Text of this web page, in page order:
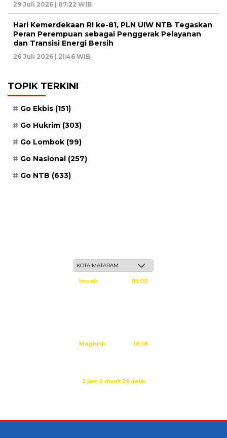
29 Juli 2026 | 07:22 WIB
Hari Kemerdekaan RI ke-81, PLN UIW NTB Tegaskan
Peran Perempuan sebagai Penggerak Pelayanan
dan Transisi Energi Bersih
26 Juli 2026 | 21:46 WIB
TOPIK TERKINI
Go Ekbis (151)
Go Hukrim (303)
Go Lombok (99)
Go Nasional (257)
Go NTB (633)
Imsak 05:00
Maghrib 18:18
2 jam 2 menit 29 detik